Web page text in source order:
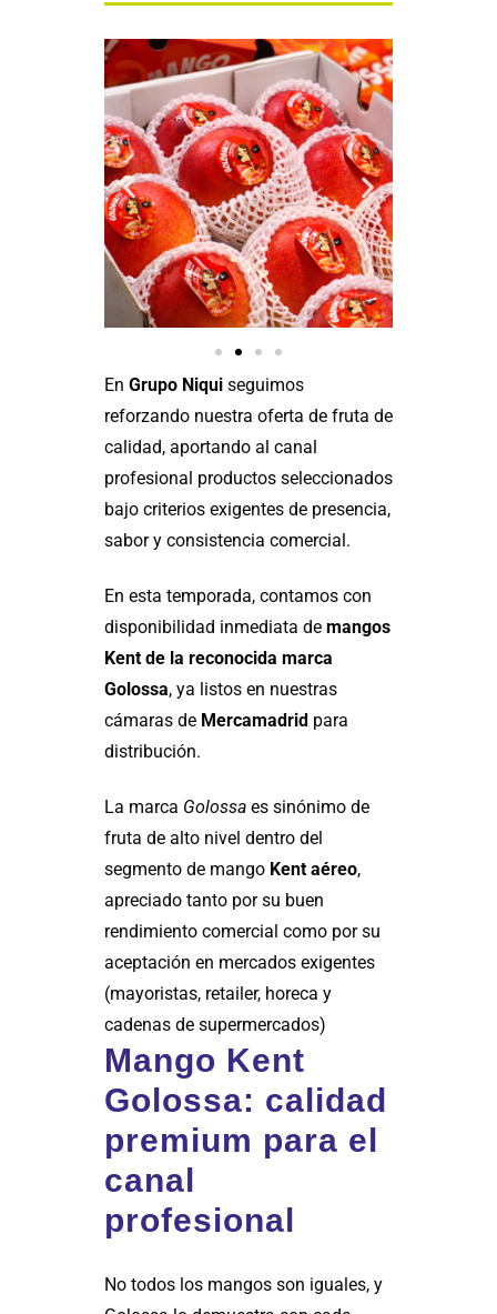
En Grupo Niqui seguimos
reforzando nuestra oferta de fruta de
calidad, aportando al canal
profesional productos seleccionados
bajo criterios exigentes de presencia,
sabor y consistencia comercial.
En esta temporada, contamos con
disponibilidad inmediata de mangos
Kent de la reconocida marca
Golossa, ya listos en nuestras
cámaras de Mercamadrid para
distribución.
La marca Golossa es sinónimo de
fruta de alto nivel dentro del
segmento de mango Kent aéreo,
apreciado tanto por su buen
rendimiento comercial como por su
aceptación en mercados exigentes
(mayoristas, retailer, horeca y
cadenas de supermercados)
Mango Kent
Golossa: calidad
premium para el
canal
profesional
No todos los mangos son iguales, y